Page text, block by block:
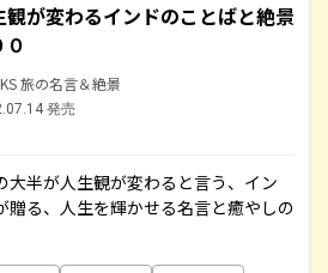
観が変わるインドのことばと絶景
０
旅の名言＆絶景
発売
大半が人生観が変わると言う、イン
贈る、人生を輝かせる名言と癒やしの